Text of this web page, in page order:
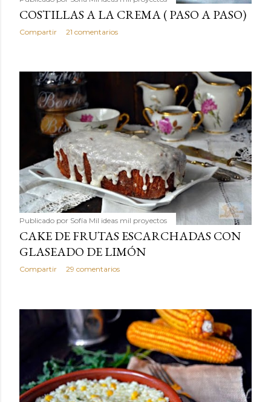
COSTILLAS A LA CREMA ( PASO A PASO)
Compartir 21 comentarios
Publicado por Sofía Mil ideas mil proyectos
CAKE DE FRUTAS ESCARCHADAS CON
GLASEADO DE LIMÓN
Compartir 29 comentarios